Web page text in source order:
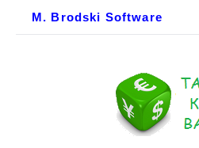
M. Brodski Software